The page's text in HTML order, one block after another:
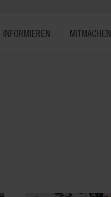
INFORMIEREN MITMACHEN